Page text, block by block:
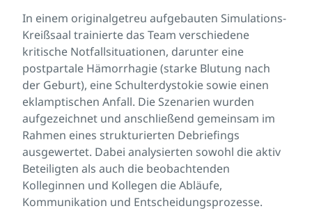
In einem originalgetreu aufgebauten Simulations-
Kreißsaal trainierte das Team verschiedene
kritische Notfallsituationen, darunter eine
postpartale Hämorrhagie (starke Blutung nach
der Geburt), eine Schulterdystokie sowie einen
eklamptischen Anfall. Die Szenarien wurden
aufgezeichnet und anschließend gemeinsam im
Rahmen eines strukturierten Debriefings
ausgewertet. Dabei analysierten sowohl die aktiv
Beteiligten als auch die beobachtenden
Kolleginnen und Kollegen die Abläufe,
Kommunikation und Entscheidungsprozesse.